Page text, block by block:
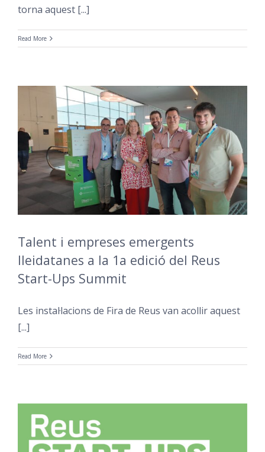
torna aquest [...]
Read More
Talent i empreses emergents
lleidatanes a la 1a edició del Reus
Start-Ups Summit
Les instal·lacions de Fira de Reus van acollir aquest
[...]
Read More